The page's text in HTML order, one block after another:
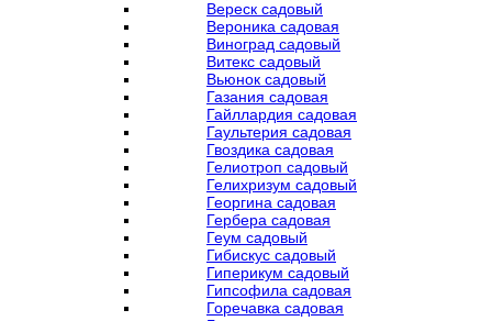
Вереск садовый
Вероника садовая
Виноград садовый
Витекс садовый
Вьюнок садовый
Газания садовая
Гайллардия садовая
Гаультерия садовая
Гвоздика садовая
Гелиотроп садовый
Гелихризум садовый
Георгина садовая
Гербера садовая
Геум садовый
Гибискус садовый
Гиперикум садовый
Гипсофила садовая
Горечавка садовая